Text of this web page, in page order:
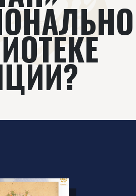
Видеолекторий